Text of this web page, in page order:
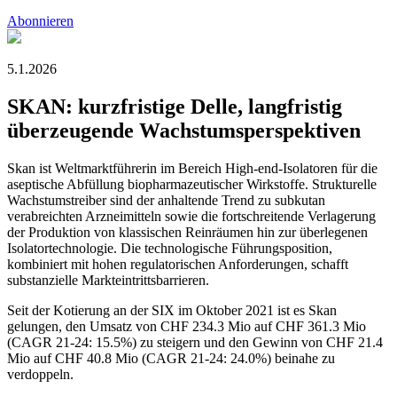
Abonnieren
5.1.2026
SKAN: kurzfristige Delle, langfristig
überzeugende Wachstumsperspektiven
Skan ist Weltmarktführerin im Bereich High-end-Isolatoren für die
aseptische Abfüllung biopharmazeutischer Wirkstoffe. Strukturelle
Wachstumstreiber sind der anhaltende Trend zu subkutan
verabreichten Arzneimitteln sowie die fortschreitende Verlagerung
der Produktion von klassischen Reinräumen hin zur überlegenen
Isolatortechnologie. Die technologische Führungsposition,
kombiniert mit hohen regulatorischen Anforderungen, schafft
substanzielle Markteintrittsbarrieren.
Seit der Kotierung an der SIX im Oktober 2021 ist es Skan
gelungen, den Umsatz von CHF 234.3 Mio auf CHF 361.3 Mio
(CAGR 21-24: 15.5%) zu steigern und den Gewinn von CHF 21.4
Mio auf CHF 40.8 Mio (CAGR 21-24: 24.0%) beinahe zu
verdoppeln.